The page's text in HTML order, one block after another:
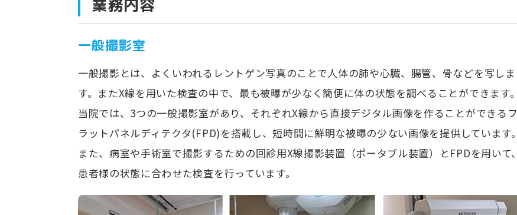
業務内容
一般撮影室
一般撮影とは、よくいわれるレントゲン写真のことで人体の肺や心臓、腸管、骨などを写しま
す。またX線を用いた検査の中で、最も被曝が少なく簡便に体の状態を調べることができます。
当院では、3つの一般撮影室があり、それぞれX線から直接デジタル画像を作ることができるフ
ラットパネルディテクタ(FPD)を搭載し、短時間に鮮明な被曝の少ない画像を提供しています。
また、病室や手術室で撮影するための回診用X線撮影装置（ポータブル装置）とFPDを用いて、
患者様の状態に合わせた検査を行っています。